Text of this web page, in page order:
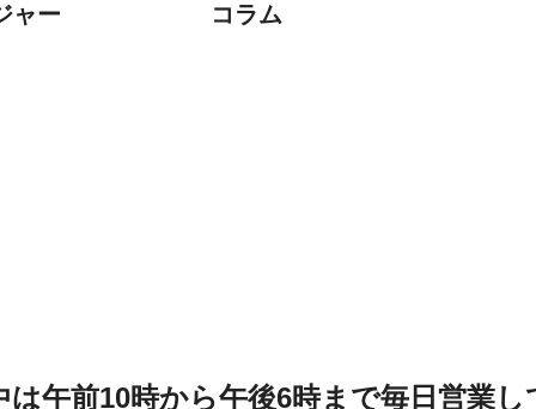
ャー コラム
午前10時から午後6時まで毎日営業し